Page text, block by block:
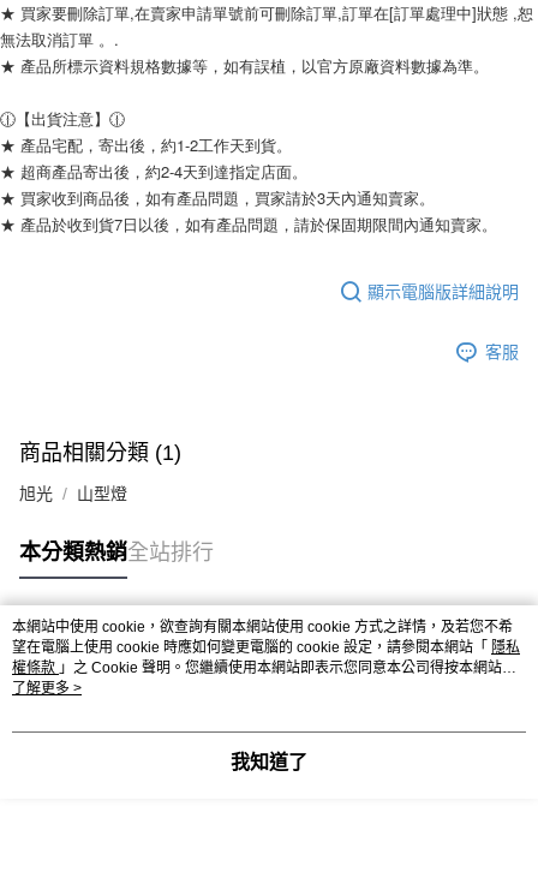
★ 買家要刪除訂單,在賣家申請單號前可刪除訂單,訂單在[訂單處理中]狀態 ,恕
無法取消訂單 。.
★ 產品所標示資料規格數據等，如有誤植，以官方原廠資料數據為準。
🕧【出貨注意】🕧
★ 產品宅配，寄出後，約1-2工作天到貨。
★ 超商產品寄出後，約2-4天到達指定店面。
★ 買家收到商品後，如有產品問題，買家請於3天內通知賣家。
★ 產品於收到貨7日以後，如有產品問題，請於保固期限間內通知賣家。
顯示電腦版詳細說明
客服
商品相關分類 (1)
旭光 山型燈
本分類熱銷全站排行
熱門標籤
本網站中使用 cookie，欲查詢有關本網站使用 cookie 方式之詳情，及若您不希
望在電腦上使用 cookie 時應如何變更電腦的 cookie 設定，請參閱本網站「 隱私
權條款 」之 Cookie 聲明。您繼續使用本網站即表示您同意本公司得按本網站使
用條款之 Cookie 聲明使用 cookie。
了解更多 >
我知道了